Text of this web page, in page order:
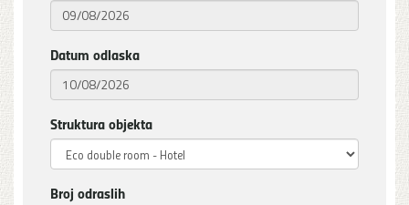
Datum odlaska
Struktura objekta
Broj odraslih